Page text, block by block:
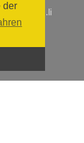
der
· www.hpz.li